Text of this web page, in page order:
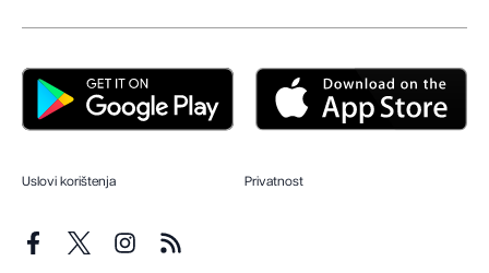
Uslovi korištenja Privatnost